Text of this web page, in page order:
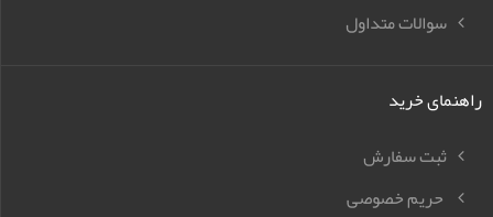
سوالات متداول
راهنمای خرید
ثبت سفارش
حریم خصوصی